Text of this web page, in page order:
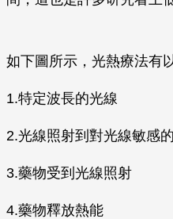
如下圖所示，光熱療法有
1.特定波長的光線
2.光線照射到對光線敏感
3.藥物受到光線照射
4.藥物釋放熱能